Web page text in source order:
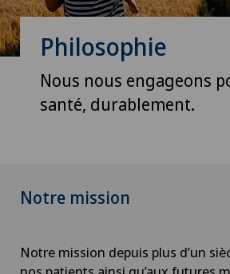
Philosophie
Nous nous engageons
santé, durablement.
Notre mission
Notre mission depuis plus d’un